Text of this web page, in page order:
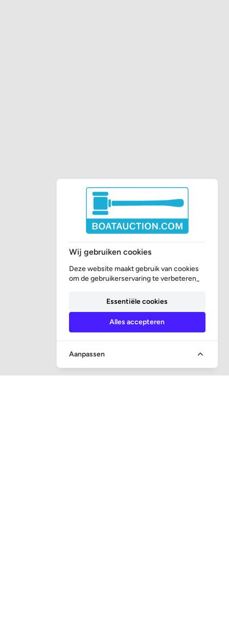
Wij gebruiken cookies
Deze website maakt gebruik van cookies
om de gebruikerservaring te verbeteren_
Essentiële cookies
Alles accepteren
Aanpassen